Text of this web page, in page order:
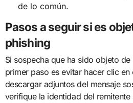
de lo común.
Pasos a seguir si es
phishing
Si sospecha que ha sido objeto
primer paso es evitar hacer clic en
descargar adjuntos del mensaje
verifique la identidad del remitente